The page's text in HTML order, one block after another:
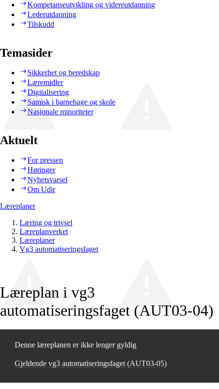
Kompetanseutvikling og videreutdanning
Lederutdanning
Tilskudd
Temasider
Sikkerhet og beredskap
Læremidler
Digitalisering
Samisk i barnehage og skole
Nasjonale minoriteter
Aktuelt
For pressen
Høringer
Nyhetsvarsel
Om Udir
Læreplaner
Læring og trivsel
Læreplanverket
Læreplaner
Vg3 automatiseringsfaget
Læreplan i vg3
automatiseringsfaget (AUT03‑04)
Denne læreplanen er ikke lenger gyldig
Gjeldende vg3 automatiseringsfaget (AUT03‑05)